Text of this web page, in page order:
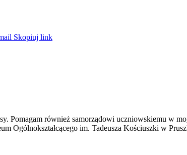
Skopiuj link
Pomagam również samorządowi uczniowskiemu w
Ogólnokształcącego im. Tadeusza Kościuszki w